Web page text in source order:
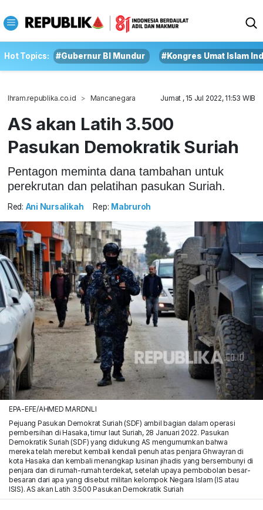
Hot Topics: #Gubernur BI Mundur #Kongres Umat Islam
Ihram.republika.co.id Mancanegara Jumat , 15 Jul 2022, 11:53 WIB
AS akan Latih 3.500
Pasukan Demokratik Suriah
Pentagon meminta dana tambahan untuk
perekrutan dan pelatihan pasukan Suriah.
Red: Ani Nursalikah Rep: Mabruroh
EPA-EFE/AHMED MARDNLI
Pejuang Pasukan Demokrat Suriah (SDF) ambil bagian dalam operasi
pembersihan di Hasaka, timur laut Suriah, 28 Januari 2022. Pasukan
Demokratik Suriah (SDF) yang didukung AS mengumumkan bahwa
mereka telah merebut kembali kendali penuh atas penjara Ghwayran di
kota Hasaka dan kembali menangkap lusinan jihadis yang bersembunyi di
penjara dan di rumah-rumah terdekat, setelah upaya pembobolan besar-
besaran dari apa yang disebut militan kelompok Negara Islam (IS atau
ISIS). AS akan Latih 3.500 Pasukan Demokratik Suriah